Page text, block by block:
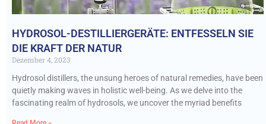
HYDROSOL-DESTILLIERGERÄTE: ENTFESSELN SIE
DIE KRAFT DER NATUR
Dezember 4, 2023
Hydrosol distillers, the unsung heroes of natural remedies, have been
quietly making waves in holistic well-being. As we delve into the
fascinating realm of hydrosols, we uncover the myriad benefits